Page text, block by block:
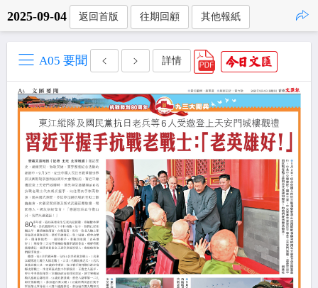
2025-09-04 返回首版 往期回顧 其他報紙
A05 要聞 詳情